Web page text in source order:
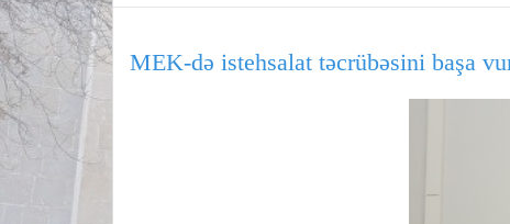
MEK-də istehsalat təcrübəsini başa